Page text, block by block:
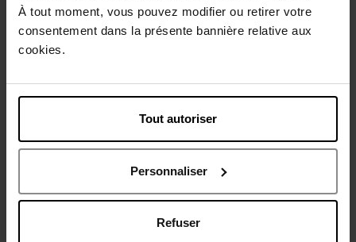
À tout moment, vous pouvez modifier ou retirer votre
consentement dans la présente bannière relative aux
cookies.
Tout autoriser
Personnaliser
Refuser
Description
Politique relative aux avis des clients
Vous aimerez peut-être